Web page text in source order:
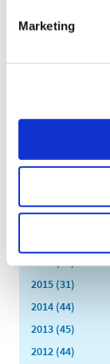
Marketing
juli (3)
maj (7)
2020 (13)
2018 (46)
2015 (31)
2014 (44)
2013 (45)
2012 (44)